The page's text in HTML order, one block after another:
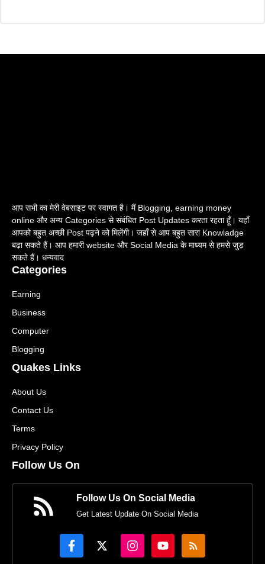
आप सभी का मेरी वेबसाइट पर स्वागत है। मैं Blogging, earning money
online और अन्य Categories से संबंधित Post Updates करता रहता हूँ। यहाँ
आपको बहुत अच्छी Post पढ़ने को मिलेंगी। जहाँ से आप बहुत सारा Knowladge
बढ़ा सकते हैं। आप हमारी website और Social Media के माध्यम से हमसे जुड़
सकते हैं। धन्यवाद
Categories
Earning
Business
Computer
Blogging
Quakes Links
About Us
Contact Us
Terms
Privacy Policy
Follow Us On
Follow Us On Social Media
Get Latest Update On Social Media